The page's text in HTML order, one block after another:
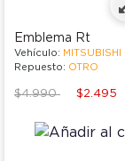
Emblema Rt
Vehículo: MITSUBISHI
Repuesto: OTRO
Price reduced from
$4.990to $2.495